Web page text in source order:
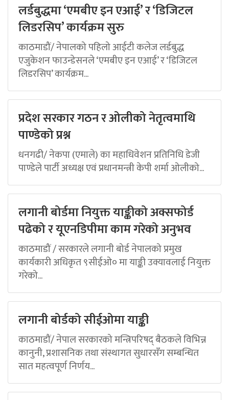
लर्डबुद्धमा ‘एमबीए इन एआई’ र ‘डिजिटल
लिडरसिप’ कार्यक्रम सुरु
काठमाडौं/ नेपालको पहिलो आईटी कलेज लर्डबुद्ध
एजुकेशन फाउन्डेसनले ‘एमबीए इन एआई’ र ‘डिजिटल
लिडरसिप’ कार्यक्रम...
प्रदेश सरकार गठन र ओलीको नेतृत्वमाथि
पाण्डेको प्रश्न
धनगढी/ नेकपा (एमाले) का महाधिवेशन प्रतिनिधि डेजी
पाण्डेले पार्टी अध्यक्ष एवं प्रधानमन्त्री केपी शर्मा ओलीको...
लगानी बोर्डमा नियुक्त याङ्कीको अक्सफोर्ड
पढेको र यूएनडिपीमा काम गरेको अनुभव
काठमाडौं / सरकारले लगानी बोर्ड नेपालको प्रमुख
कार्यकारी अधिकृत ९सीईओ० मा याङ्की उक्यावलाई नियुक्त
गरेको...
लगानी बोर्डको सीईओमा याङ्की
काठमाडौं/ नेपाल सरकारको मन्त्रिपरिषद् बैठकले विभिन्न
कानुनी, प्रशासनिक तथा संस्थागत सुधारसँग सम्बन्धित
सात महत्वपूर्ण निर्णय...